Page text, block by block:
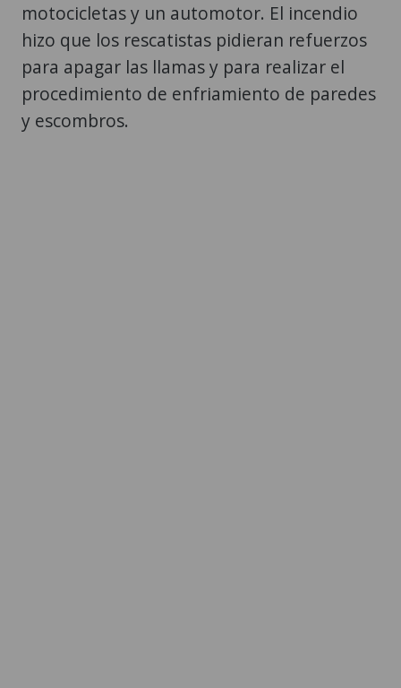
motocicletas y un automotor. El incendio
hizo que los rescatistas pidieran refuerzos
para apagar las llamas y para realizar el
procedimiento de enfriamiento de paredes
y escombros.